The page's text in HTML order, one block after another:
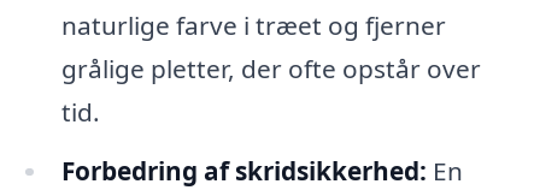
naturlige farve i træet og fjerner
grålige pletter, der ofte opstår over
tid.
Forbedring af skridsikkerhed: En